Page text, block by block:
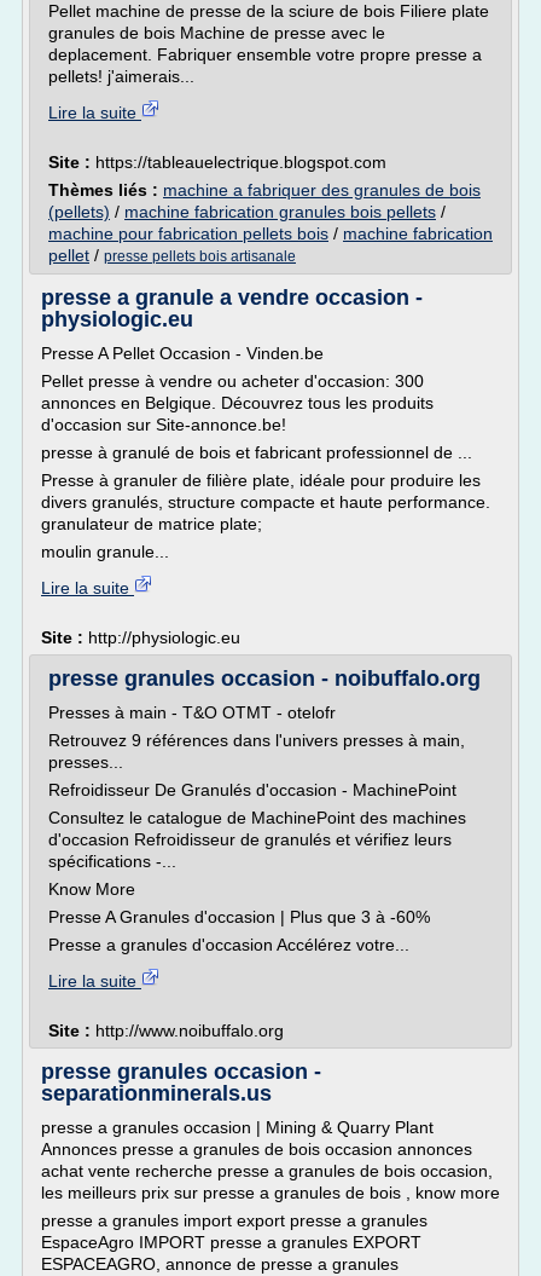
Pellet machine de presse de la sciure de bois Filiere plate
granules de bois Machine de presse avec le
deplacement. Fabriquer ensemble votre propre presse a
pellets! j'aimerais...
Lire la suite
Site : https://tableauelectrique.blogspot.com
Thèmes liés : machine a fabriquer des granules de bois
(pellets) / machine fabrication granules bois pellets /
machine pour fabrication pellets bois / machine fabrication
pellet / presse pellets bois artisanale
presse a granule a vendre occasion -
physiologic.eu
Presse A Pellet Occasion - Vinden.be
Pellet presse à vendre ou acheter d'occasion: 300
annonces en Belgique. Découvrez tous les produits
d'occasion sur Site-annonce.be!
presse à granulé de bois et fabricant professionnel de ...
Presse à granuler de filière plate, idéale pour produire les
divers granulés, structure compacte et haute performance.
granulateur de matrice plate;
moulin granule...
Lire la suite
Site : http://physiologic.eu
presse granules occasion - noibuffalo.org
Presses à main - T&O OTMT - otelofr
Retrouvez 9 références dans l'univers presses à main,
presses...
Refroidisseur De Granulés d'occasion - MachinePoint
Consultez le catalogue de MachinePoint des machines
d'occasion Refroidisseur de granulés et vérifiez leurs
spécifications -...
Know More
Presse A Granules d'occasion | Plus que 3 à -60%
Presse a granules d'occasion Accélérez votre...
Lire la suite
Site : http://www.noibuffalo.org
presse granules occasion -
separationminerals.us
presse a granules occasion | Mining & Quarry Plant
Annonces presse a granules de bois occasion annonces
achat vente recherche presse a granules de bois occasion,
les meilleurs prix sur presse a granules de bois , know more
presse a granules import export presse a granules
EspaceAgro IMPORT presse a granules EXPORT
ESPACEAGRO, annonce de presse a granules